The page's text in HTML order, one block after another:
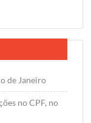
de Janeiro
no CPF, no